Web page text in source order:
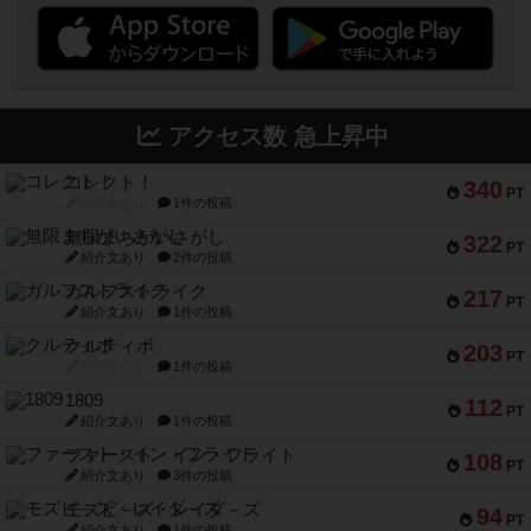
アクセス数 急上昇中
340 PT
コレクト！
1件の投稿
322 PT
無限まちがいさがし
紹介文あり 2件の投稿
217 PT
ガルフストライク
紹介文あり 1件の投稿
203 PT
クルティボ
1件の投稿
112 PT
1809
紹介文あり 1件の投稿
108 PT
ファースト・イン・フライト
紹介文あり 3件の投稿
94 PT
モズビ－ズ・レイダ－ズ